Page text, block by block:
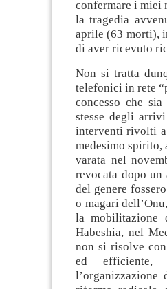
confermare i miei
la tragedia
aprile (63 morti),
di aver ricevuto
Non si tratta
telefonici in rete
concesso che
stesse degli
interventi rivolti a
medesimo spirito,
varata nel
revocata dopo
del genere
o magari
la mobilitazione
Habeshia, nel
non si risolve
ed efficiente,